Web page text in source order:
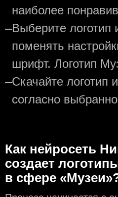
наиболее
—Выберите логотип
поменять
шрифт. Логотип
—Скачайте логотип
согласно
Как нейросеть
создаeт
в сфере